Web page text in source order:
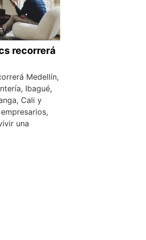
recorrerá
Medellín,
Ibagué,
Cali y
una